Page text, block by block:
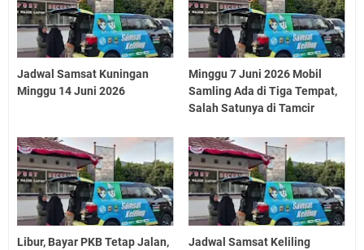
Jadwal Samsat Kuningan
Minggu 14 Juni 2026
Minggu 7 Juni 2026 Mobil
Samling Ada di Tiga Tempat,
Salah Satunya di Tamcir
Libur, Bayar PKB Tetap Jalan,
Jadwal Samsat Keliling